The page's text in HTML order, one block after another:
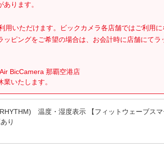
ります。
用いただけます。ビックカメラ各店舗ではご利用に
ッピングをご希望の場合は、お会計時に店舗にて
BicCamera 那覇空港店
いたします。
温度・湿度表示 【フィットウェーブスマ
り